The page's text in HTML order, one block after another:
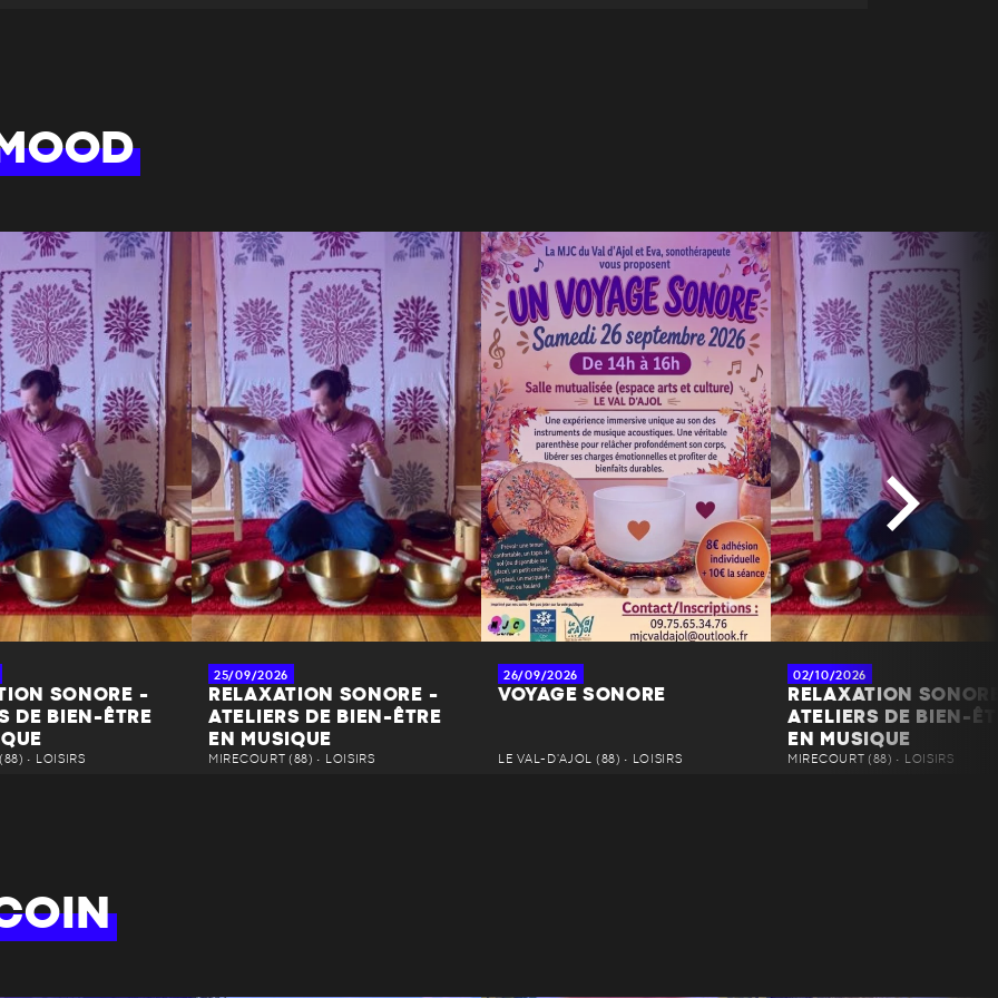
+
−
+
−
SONORE -
DE BIEN-ÊTRE
• LOISIRS
25/09/2026
RELAXATION SONORE -
ATELIERS DE BIEN-ÊTRE
EN MUSIQUE
MIRECOURT (88) • LOISIRS
26/09/2026
VOYAGE SONORE
LE VAL-D'AJOL (88) • LOISIRS
02/10/2026
RELAXATION
ATELIERS DE BIEN-
EN MUSIQUE
MIRECOURT (88) • LOISIRS